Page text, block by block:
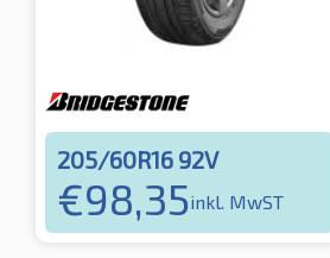
205/60R16 92V
€98,35inkl. MwST